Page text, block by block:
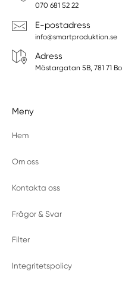
070 681 52 22
E-postadress
info@smartproduktion.se
Adress
Mästargatan 5B, 781 71
Meny
Hem
Om oss
Kontakta oss
Frågor & Svar
Filter
Integritetspolicy